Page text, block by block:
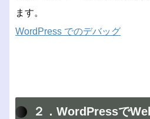
ます。
WordPress でのデバッグ
２．WordPressで